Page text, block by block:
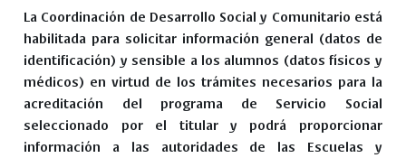
La Coordinación de Desarrollo Social y Comunitario está
habilitada para solicitar información general (datos de
identificación) y sensible a los alumnos (datos físicos y
médicos) en virtud de los trámites necesarios para la
acreditación del programa de Servicio Social
seleccionado por el titular y podrá proporcionar
información a las autoridades de las Escuelas y